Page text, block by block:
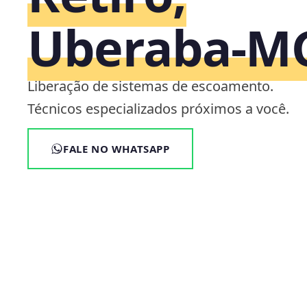
Liberação de sistemas de escoamento.
Técnicos especializados próximos a você.
FALE NO WHATSAPP